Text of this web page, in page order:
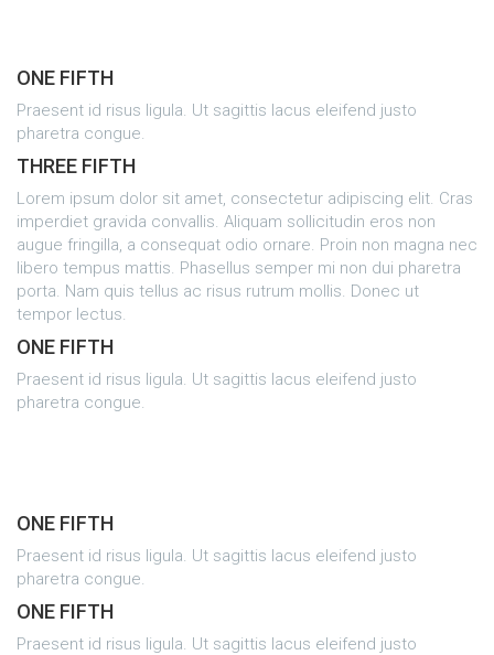
ONE FIFTH
Praesent id risus ligula. Ut sagittis lacus eleifend justo
pharetra congue.
THREE FIFTH
Lorem ipsum dolor sit amet, consectetur adipiscing elit. Cras
imperdiet gravida convallis. Aliquam sollicitudin eros non
augue fringilla, a consequat odio ornare. Proin non magna nec
libero tempus mattis. Phasellus semper mi non dui pharetra
porta. Nam quis tellus ac risus rutrum mollis. Donec ut
tempor lectus.
ONE FIFTH
Praesent id risus ligula. Ut sagittis lacus eleifend justo
pharetra congue.
ONE FIFTH
Praesent id risus ligula. Ut sagittis lacus eleifend justo
pharetra congue.
ONE FIFTH
Praesent id risus ligula. Ut sagittis lacus eleifend justo